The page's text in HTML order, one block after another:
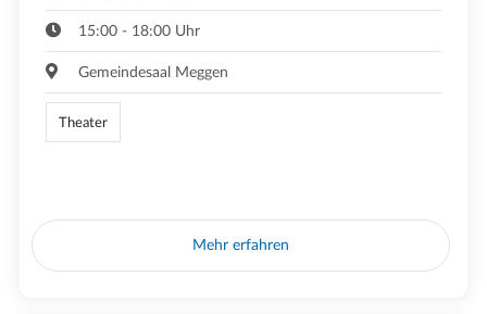
15:00 - 18:00 Uhr
Gemeindesaal Meggen
Theater
Mehr erfahren